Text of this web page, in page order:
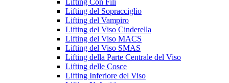
Lifting del Sopracciglio
Lifting del Vampiro
Lifting del Viso Cinderella
Lifting del Viso MACS
Lifting del Viso SMAS
Lifting della Parte Centrale del Viso
Lifting delle Cosce
Lifting Inferiore del Viso